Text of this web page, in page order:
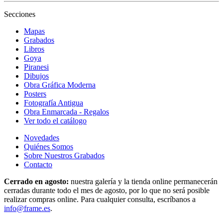
Secciones
Mapas
Grabados
Libros
Goya
Piranesi
Dibujos
Obra Gráfica Moderna
Posters
Fotografía Antigua
Obra Enmarcada - Regalos
Ver todo el catálogo
Novedades
Quiénes Somos
Sobre Nuestros Grabados
Contacto
Cerrado en agosto: nuestra galería y la tienda online permanecerán
cerradas durante todo el mes de agosto, por lo que no será posible
realizar compras online. Para cualquier consulta, escríbanos a
info@frame.es.